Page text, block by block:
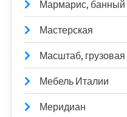
Мармарис, банный
Мастерская
Масштаб,
Мебель Италии
Меридиан